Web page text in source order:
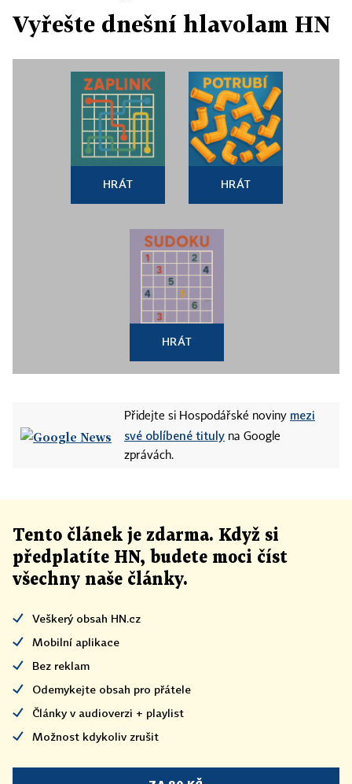
Vyřešte dnešní hlavolam HN
HRÁT HRÁT
HRÁT
Přidejte si Hospodářské noviny mezi
své oblíbené tituly na Google
zprávách.
Tento článek je zdarma. Když si
předplatíte HN, budete moci číst
všechny naše články.
Veškerý obsah HN.cz
Mobilní aplikace
Bez reklam
Odemykejte obsah pro přátele
Články v audioverzi + playlist
Možnost kdykoliv zrušit